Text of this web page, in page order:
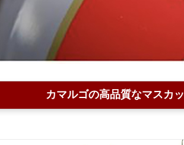
カマルゴの高品質なマスカ